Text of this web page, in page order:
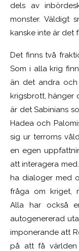
dels av
monster. Väldigt
kanske inte är det
Det finns två
Som i alla krig
än det andra
krigsbrott, hänger
är det Sabinians
Hadea och
sig ur terrorns
en egen
att interagera
ha dialoger med
fråga om kriget,
Alla har också
autogenererad
imponerande att
på att få världen